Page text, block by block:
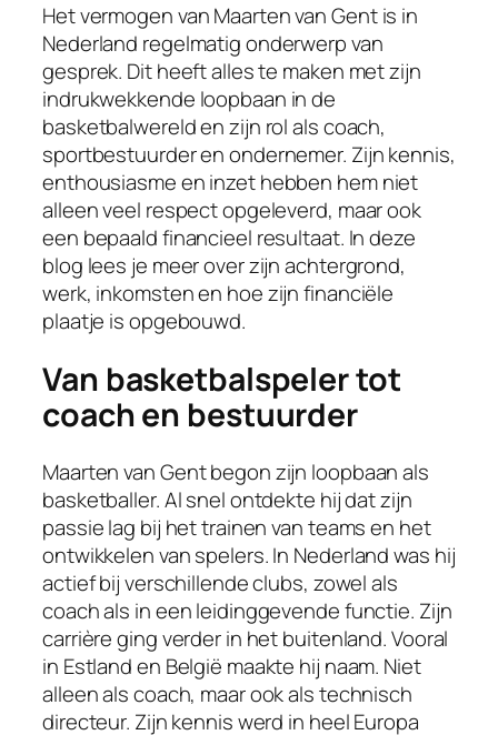
Het vermogen van Maarten van Gent is in
Nederland regelmatig onderwerp van
gesprek. Dit heeft alles te maken met zijn
indrukwekkende loopbaan in de
basketbalwereld en zijn rol als coach,
sportbestuurder en ondernemer. Zijn kennis,
enthousiasme en inzet hebben hem niet
alleen veel respect opgeleverd, maar ook
een bepaald financieel resultaat. In deze
blog lees je meer over zijn achtergrond,
werk, inkomsten en hoe zijn financiële
plaatje is opgebouwd.
Van basketbalspeler tot
coach en bestuurder
Maarten van Gent begon zijn loopbaan als
basketballer. Al snel ontdekte hij dat zijn
passie lag bij het trainen van teams en het
ontwikkelen van spelers. In Nederland was hij
actief bij verschillende clubs, zowel als
coach als in een leidinggevende functie. Zijn
carrière ging verder in het buitenland. Vooral
in Estland en België maakte hij naam. Niet
alleen als coach, maar ook als technisch
directeur. Zijn kennis werd in heel Europa